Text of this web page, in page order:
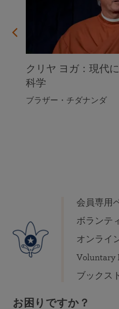
クリヤ ヨガ：現代
科学
ブラザー・チダナンダ
会員専用
ボランテ
オンライ
Voluntary
ブックス
お困りですか？